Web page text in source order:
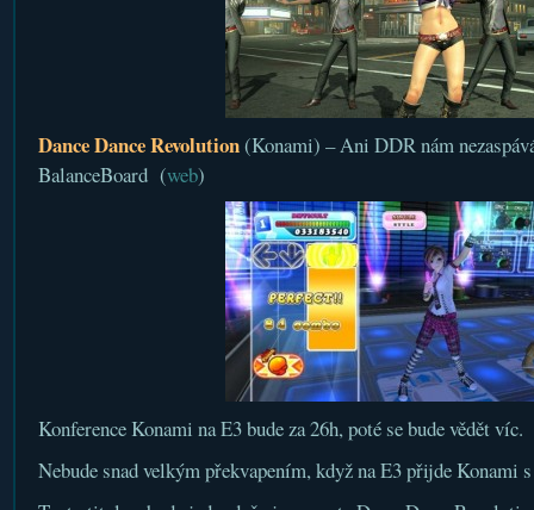
Dance Dance Revolution(Konami) – Ani DDR nám
BalanceBoard (web)
Konference Konami na E3 bude za 26h, poté se bude vědět víc.
Nebude snad velkým překvapením, když na E3 přijde